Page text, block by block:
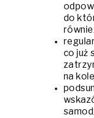
do
co już
na